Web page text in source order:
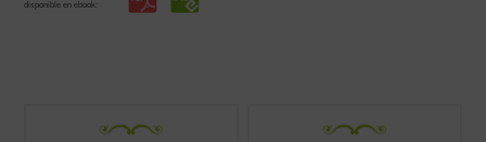
disponible en ebook:
textos reunidos en este último volumen de
textos reunidos en este último volumen de